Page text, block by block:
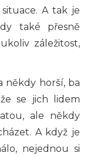
A tak je
také přesně
záležitost,
někdy horší, ba
se jich lidem
ale někdy
A když je
nejednou si